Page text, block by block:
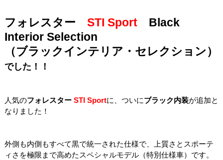
フォレスター STI Sport
Black
Interior Selection
（ブラックインテリア・セレクション）
でした！！
人気のフォレスター STI Sportに、ついにブラック内装が追加と
なりました！
外側も内側もすべて黒で統一された仕様で、上質さとスポーテ
ィさを極限まで高めたスペシャルモデル（特別仕様車）です。